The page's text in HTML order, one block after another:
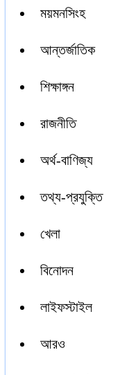
ময়মনসিংহ
আন্তর্জাতিক
শিক্ষাঙ্গন
রাজনীতি
অর্থ-বাণিজ্য
তথ্য-প্রযুক্তি
খেলা
বিনোদন
লাইফস্টাইল
আরও